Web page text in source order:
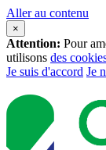
Aller au contenu
×
Attention: Pour
utilisons des
Je suis d'accord Je